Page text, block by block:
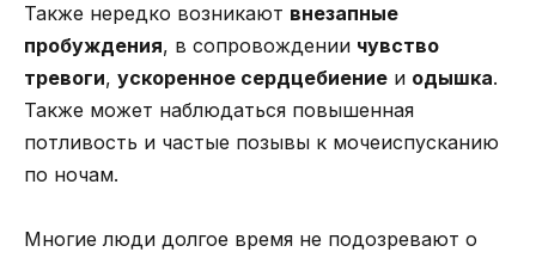
Также нередко возникают внезапные
пробуждения, в сопровождении чувство
тревоги, ускоренное сердцебиение и одышка.
Также может наблюдаться повышенная
потливость и частые позывы к мочеиспусканию
по ночам.
Многие люди долгое время не подозревают о